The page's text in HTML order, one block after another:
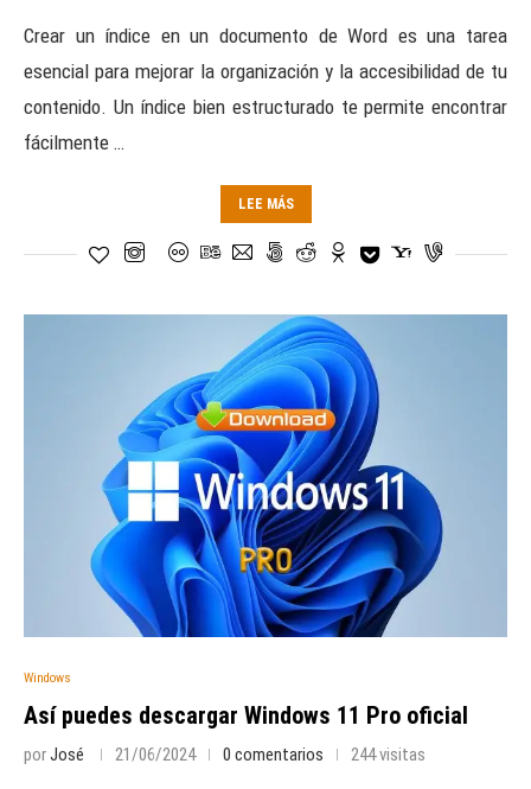
Crear un índice en un documento de Word es una tarea
esencial para mejorar la organización y la accesibilidad de tu
contenido. Un índice bien estructurado te permite encontrar
fácilmente …
LEE MÁS
Windows
Así puedes descargar Windows 11 Pro oficial
porJosé 21/06/2024 0 comentarios 244 visitas